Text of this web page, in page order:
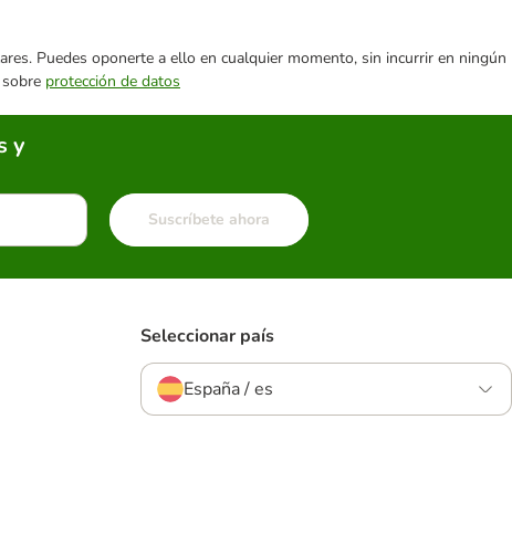
Puedes oponerte a ello en cualquier momento, sin incurrir en ningún
protección de datos
y
Suscríbete ahora
Seleccionar país
España / es